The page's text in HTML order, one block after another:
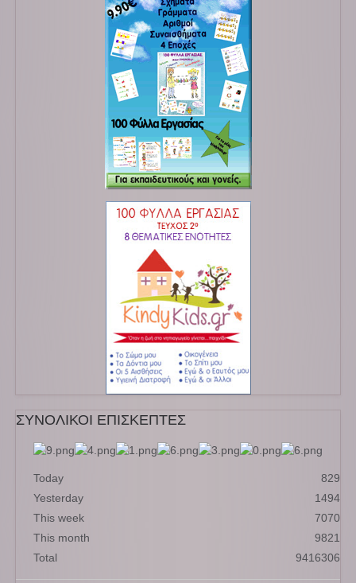
ΣΥΝΟΛΙΚΟΙ ΕΠΙΣΚΕΠΤΕΣ
Today
829
Yesterday
1494
This week
7070
This month
9821
Total
9416306